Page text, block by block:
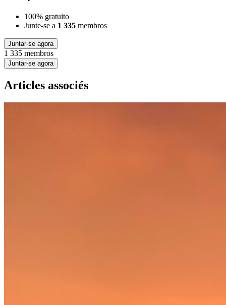
100% gratuito
Junte-se a 1 335 membros
Juntar-se agora
1 335 membros
Juntar-se agora
Articles associés